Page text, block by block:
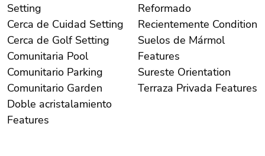
Setting
Cerca de Cuidad Setting
Cerca de Golf Setting
Comunitaria Pool
Comunitario Parking
Comunitario Garden
Doble acristalamiento
Features
Reformado
Recientemente Condition
Suelos de Mármol
Features
Sureste Orientation
Terraza Privada Features